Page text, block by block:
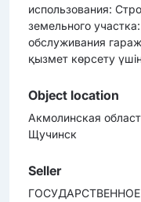
использования:
земельного
обслуживания
қызмет көрсету
Object location
Акмолинская
Щучинск
Seller